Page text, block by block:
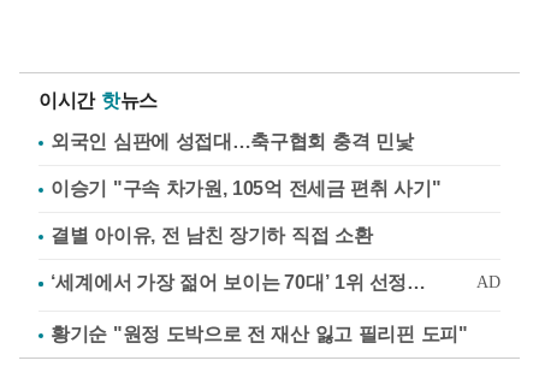
이시간 핫뉴스
외국인 심판에 성접대…축구협회 충격 민낯
이승기 "구속 차가원, 105억 전세금 편취 사기"
결별 아이유, 전 남친 장기하 직접 소환
황기순 "원정 도박으로 전 재산 잃고 필리핀 도피"